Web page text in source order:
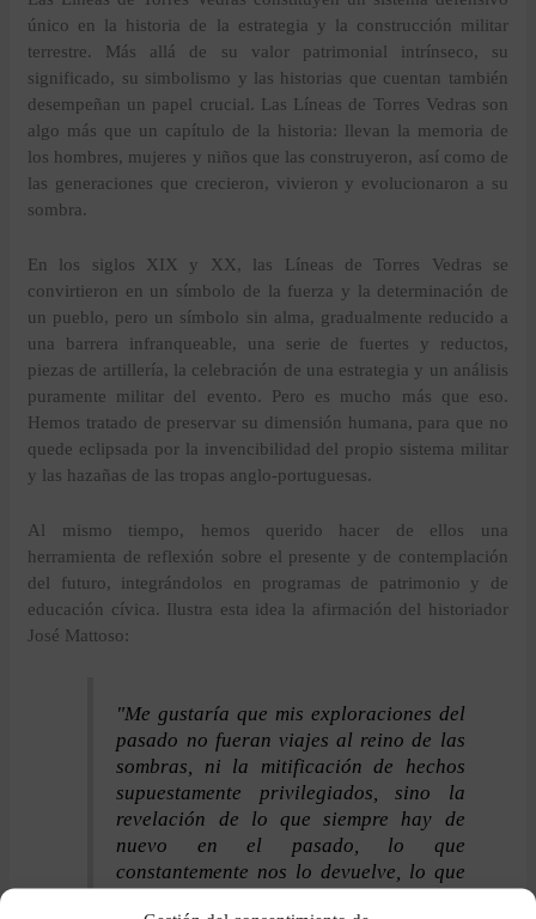
único en la historia de la estrategia y la construcción militar
terrestre. Más allá de su valor patrimonial intrínseco, su
significado, su simbolismo y las historias que cuentan también
desempeñan un papel crucial. Las Líneas de Torres Vedras son
algo más que un capítulo de la historia: llevan la memoria de
los hombres, mujeres y niños que las construyeron, así como de
las generaciones que crecieron, vivieron y evolucionaron a su
sombra.
En los siglos XIX y XX, las Líneas de Torres Vedras se
convirtieron en un símbolo de la fuerza y la determinación de
un pueblo, pero un símbolo sin alma, gradualmente reducido a
una barrera infranqueable, una serie de fuertes y reductos,
piezas de artillería, la celebración de una estrategia y un análisis
puramente militar del evento. Pero es mucho más que eso.
Hemos tratado de preservar su dimensión humana, para que no
quede eclipsada por la invencibilidad del propio sistema militar
y las hazañas de las tropas anglo-portuguesas.
Al mismo tiempo, hemos querido hacer de ellos una
herramienta de reflexión sobre el presente y de contemplación
del futuro, integrándolos en programas de patrimonio y de
educación cívica. Ilustra esta idea la afirmación del historiador
José Mattoso:
"Me gustaría que mis exploraciones del
pasado no fueran viajes al reino de las
sombras, ni la mitificación de hechos
supuestamente privilegiados, sino la
revelación de lo que siempre hay de
nuevo en el pasado, lo que
constantemente nos lo devuelve, lo que